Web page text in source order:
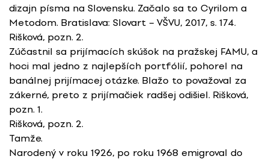
dizajn písma na Slovensku. Začalo sa to Cyrilom a
Metodom. Bratislava: Slovart – VŠVU, 2017, s. 174.
Rišková, pozn. 2.
Zúčastnil sa prijímacích skúšok na pražskej FAMU, a
hoci mal jedno z najlepších portfólií, pohorel na
banálnej prijímacej otázke. Blažo to považoval za
zákerné, preto z prijímačiek radšej odišiel. Rišková,
pozn. 1.
Rišková, pozn. 2.
Tamže.
Narodený v roku 1926, po roku 1968 emigroval do